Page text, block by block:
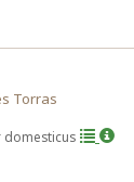
Torras
domesticus